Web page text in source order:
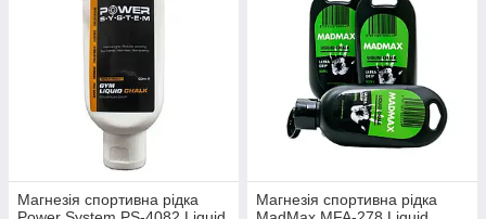
Магнезія спортивна рідка
Магнезія спортивна рідка